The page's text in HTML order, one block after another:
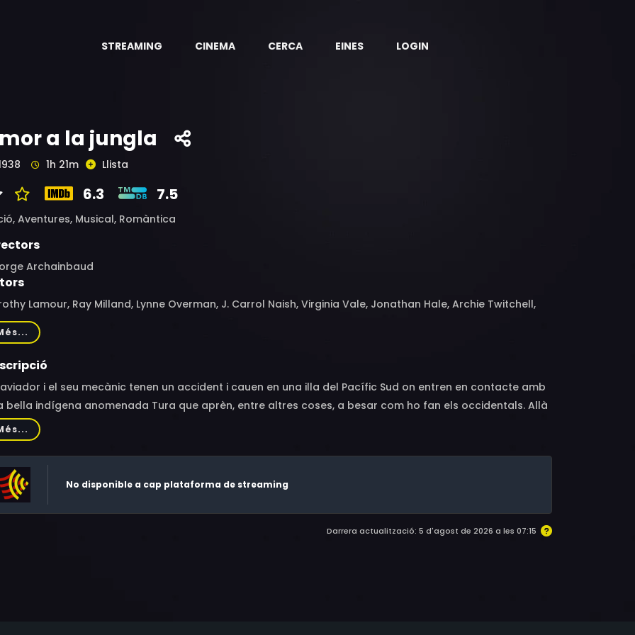
STREAMING CINEMA CERCA EINES LOGIN
a la jungla
1h 21m Llista
6.3 7.5
Aventures, Musical, Romàntica
Archainbaud
Lamour, Ray Milland, Lynne Overman, J. Carrol Naish, Virginia Vale, Jonathan Hale, Archie Twitchell,
Earle, Sonny Chorre, Tony Urchel, Bill Caldwell, Richard Denning, Phil Warren, Jiggs
aviador i el seu mecànic tenen un accident i cauen en una illa del Pacífic Sud on entren en contacte amb
bella indígena anomenada Tura que aprèn, entre altres coses, a besar com ho fan els occidentals. Allà
hi ha un pèrfid doctor que hipnotitza Tura per sotmetre's a un sacrifici humà.
No disponible a cap plataforma de streaming
Darrera actualització: 5 d'agost de 2026 a les 07:15